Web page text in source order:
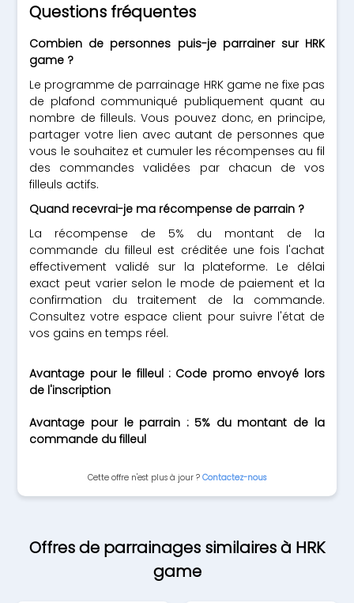
Questions fréquentes
Combien de personnes puis-je parrainer sur HRK
game ?
Le programme de parrainage HRK game ne fixe pas
de plafond communiqué publiquement quant au
nombre de filleuls. Vous pouvez donc, en principe,
partager votre lien avec autant de personnes que
vous le souhaitez et cumuler les récompenses au fil
des commandes validées par chacun de vos
filleuls actifs.
Quand recevrai-je ma récompense de parrain ?
La récompense de 5% du montant de la
commande du filleul est créditée une fois l'achat
effectivement validé sur la plateforme. Le délai
exact peut varier selon le mode de paiement et la
confirmation du traitement de la commande.
Consultez votre espace client pour suivre l'état de
vos gains en temps réel.
Avantage pour le filleul : Code promo envoyé lors
de l'inscription
Avantage pour le parrain : 5% du montant de la
commande du filleul
Cette offre n'est plus à jour ? Contactez-nous
Offres de parrainages similaires à HRK
game